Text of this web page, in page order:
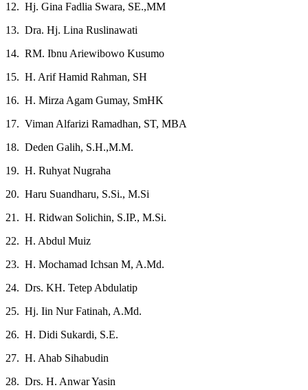
12. Hj. Gina Fadlia Swara, SE.,MM
13. Dra. Hj. Lina Ruslinawati
14. RM. Ibnu Ariewibowo Kusumo
15. H. Arif Hamid Rahman, SH
16. H. Mirza Agam Gumay, SmHK
17. Viman Alfarizi Ramadhan, ST, MBA
18. Deden Galih, S.H.,M.M.
19. H. Ruhyat Nugraha
20. Haru Suandharu, S.Si., M.Si
21. H. Ridwan Solichin, S.IP., M.Si.
22. H. Abdul Muiz
23. H. Mochamad Ichsan M, A.Md.
24. Drs. KH. Tetep Abdulatip
25. Hj. Iin Nur Fatinah, A.Md.
26. H. Didi Sukardi, S.E.
27. H. Ahab Sihabudin
28. Drs. H. Anwar Yasin